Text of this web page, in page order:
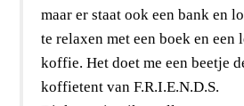
maar er staat ook een bank en
te relaxen met een boek en een
koffie. Het doet me een beetje
koffietent van F.R.I.E.N.D.S.